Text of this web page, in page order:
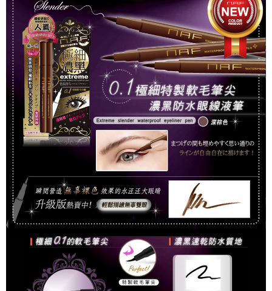
https://aftee.tw/terms/#terms3
３．未成年的使用者請事先徵得法定代理人或監護人之同意方可使用
「AFTEE先享後付」，若未經同意申辦者引起之損失，本公司不負相關責
任。
４．使用「AFTEE先享後付」時，將依據個別帳號之用戶狀況，依本公司即
時審查核予不同之上限額度；若仍有額度不足之情形，本公司將視審查結果
請求用戶進行身份認證。
５．嚴禁一人註冊多個帳號或使用他人資訊註冊。若發現惡意使用之情形，
恩沛科技股份有限公司將有權停止該用戶之使用額度並採取法律行動。